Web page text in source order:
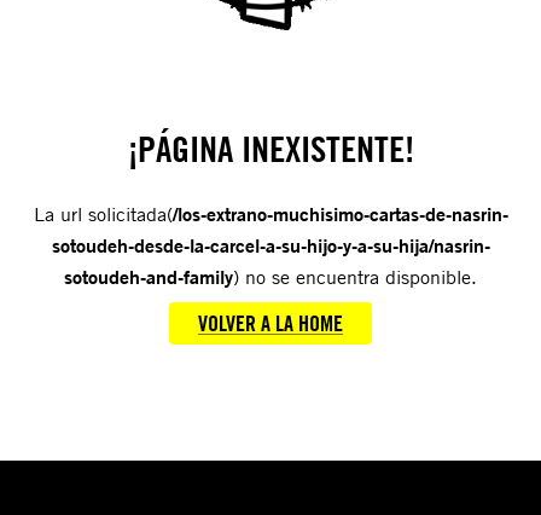
¡PÁGINA INEXISTENTE!
La url solicitada(/los-extrano-muchisimo-cartas-de-nasrin-
sotoudeh-desde-la-carcel-a-su-hijo-y-a-su-hija/nasrin-
sotoudeh-and-family) no se encuentra disponible.
VOLVER A LA HOME